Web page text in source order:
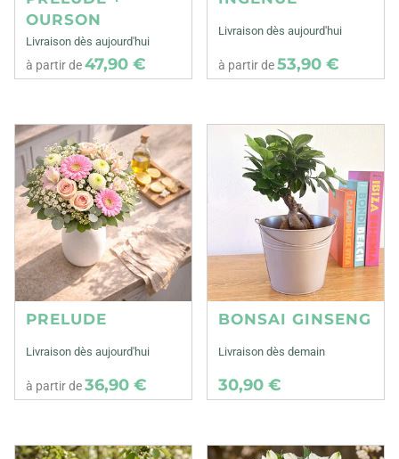
OURSON
Livraison dès aujourd'hui
à partir de47,90 €
Livraison dès aujourd'hui
à partir de53,90 €
PRELUDE
Livraison dès aujourd'hui
à partir de36,90 €
BONSAI GINSENG
Livraison dès demain
30,90 €